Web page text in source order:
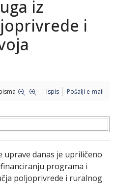
iz
i
Ispis Pošalji e-mail
uprave danas je upriličeno
programa i
poljoprivrede i ruralnog